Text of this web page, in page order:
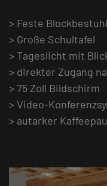
> Feste
> Große Schultafel
> Tageslicht mit
> direkter Zugang
> 75 Zoll Bildschirm
> Video-
> autarker